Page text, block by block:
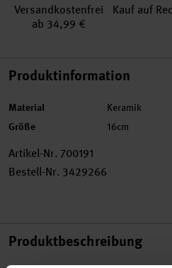
Versand­kosten­frei
ab 34,99 €
Kauf auf
Produktinformation
Material Keramik
Größe 16cm
Artikel-Nr. 700191
Bestell-Nr. 3429266
Produktbeschreibung